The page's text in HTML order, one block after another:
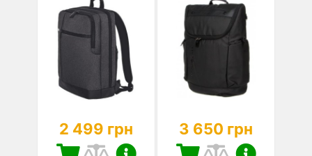
2 499 грн 3 650 грн